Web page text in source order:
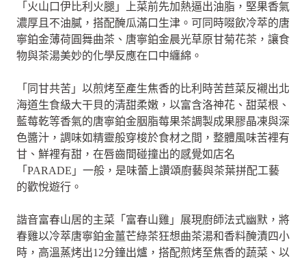
「火山口伊比利火腿」上菜前先加熱逼出油脂，堅果香氣
濃厚且不油膩，搭配醃瓜滿口生津。可同時啜飲冷萃的唐
寧鉑金薄荷圓舞曲茶、唐寧鉑金晨光草原甘菊花茶，讓食
物與茶湯美妙的化學反應在口中纏綿。
「同甘共苦」以煎烤至產生焦香的比利時苦苣菜反襯出北
海道生食級大干貝的清甜柔嫩，以富含洛神花、甜菜根、
藍莓乾等香氣的唐寧鉑金胭脂莓果茶調製成果膠晶凍與深
色醬汁，調味如精靈般穿梭於食材之間，整體風味苦裡有
甘、鮮裡有甜，在唇齒間碰撞出的感覺如店名
「PARADE」一般，是味蕾上讚頌廚藝與茶葉拼配工藝
的歡悅遊行。
諧音富春山居的主菜「富春山雞」展現廚師法式幽默，將
春雞以冷萃唐寧鉑金薑芒綠茶狂想曲茶湯和香料醃漬四小
時，高溫蒸烤出12分鐘出爐，搭配煎烤至焦香的蔬菜、以